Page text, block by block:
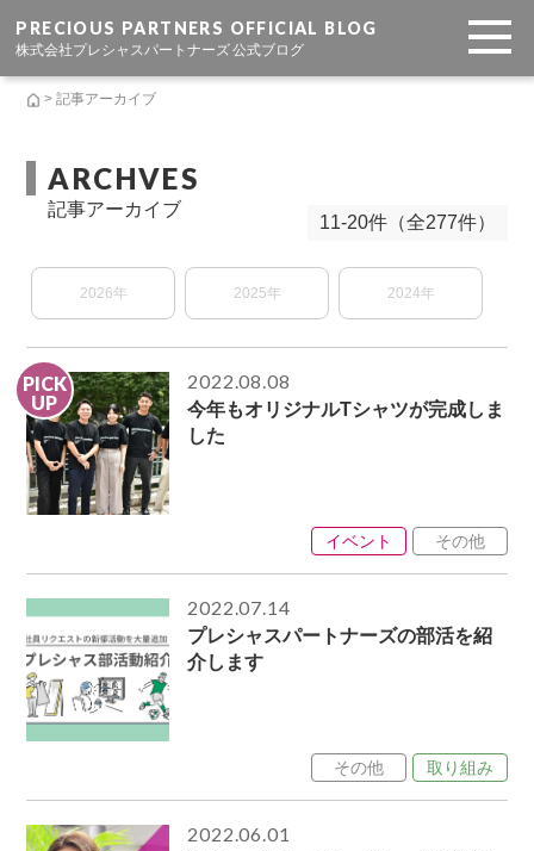
PRECIOUS PARTNERS OFFICIAL BLOG
株式会社プレシャスパートナーズ 公式ブログ
> 記事アーカイブ
ARCHVES
記事アーカイブ
11-20件（全277件）
2026年 2025年 2024年
PICK
UP
2022.08.08
今年もオリジナルTシャツが完成しま
した
イベント その他
2022.07.14
プレシャスパートナーズの部活を紹
介します
その他 取り組み
2022.06.01